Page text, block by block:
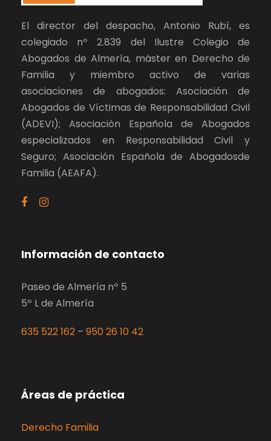
El director del despacho, Antonio Rubí, es
colegiado nº 2.839 del Ilustre Colegio de
Abogados de Almería, máster en Derecho de
Familia y miembro activo de varias
asociaciones de abogados: Asociación de
Abogados de Víctimas de Responsabilidad Civil
(ADEVI); Asociación Española de Abogados
especializados en Responsabilidad Civil y
Seguro; Asociación Española de Abogadosde
Familia (AEAFA).
Información de contacto
Paseo de Almería nº 5
5º L de Almería
635 522 162 – 950 26 10 42
Áreas de práctica
Derecho Familia